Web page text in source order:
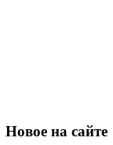
Новое на сайте